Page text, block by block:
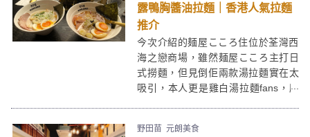
不錯啊。
露鴨胸醬油拉麵｜香港人氣拉麵
推介
今次介紹的麺屋こころ住位於荃灣西
海之戀商場，雖然麺屋こころ主打日
式撈麵，但見倒佢兩款湯拉麵實在太
吸引，本人更是雞白湯拉麵fans，所
野田苗 元朗美食